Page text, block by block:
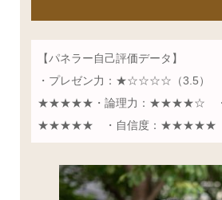
【パネラー自己評価データ】
・プレゼン力：★☆☆☆☆（3.5）
★★★★★・論理力：★★★★☆ ・
★★★★★ ・自信度：★★★★★